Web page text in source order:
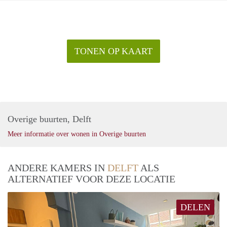
TONEN OP KAART
Overige buurten, Delft
Meer informatie over wonen in Overige buurten
ANDERE KAMERS IN DELFTALS
ALTERNATIEF VOOR DEZE LOCATIE
DELEN